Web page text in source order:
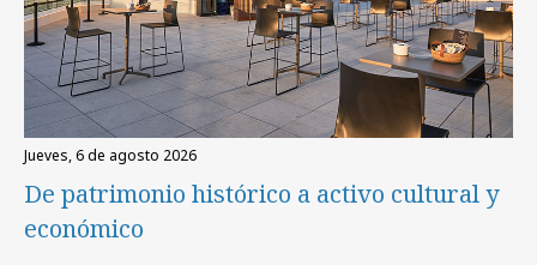
jueves, 6 de agosto 2026
De patrimonio histórico a activo cultural y
económico